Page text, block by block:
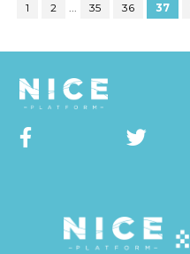
1 2 ... 35 36 37